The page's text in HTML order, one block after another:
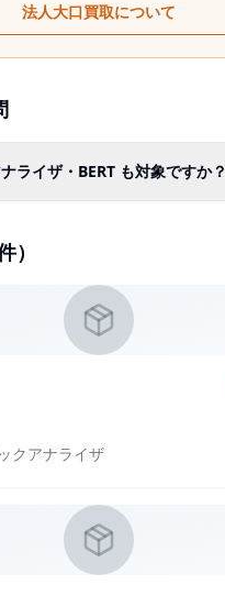
法人大口買取について
ライザ・BERT も対象ですか？
）
クアナライザ